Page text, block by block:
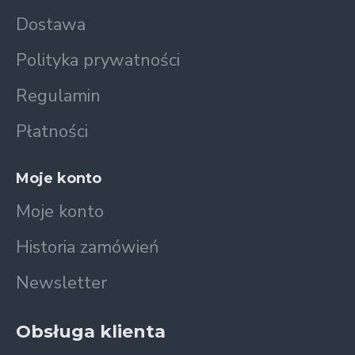
Dostawa
Polityka prywatności
Regulamin
Płatności
Moje konto
Moje konto
Historia zamówień
Newsletter
Obsługa klienta